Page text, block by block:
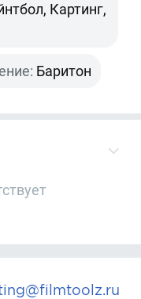
Картинг,
Баритон